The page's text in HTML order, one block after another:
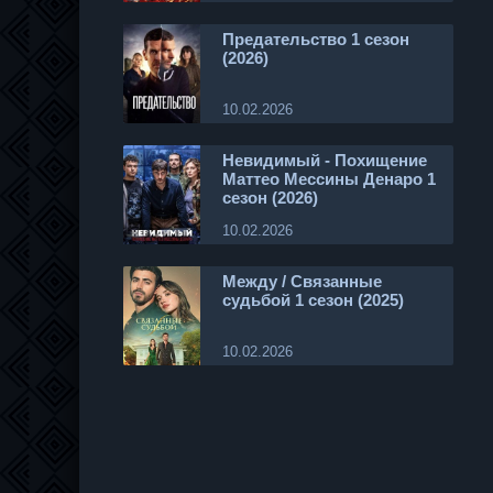
Предательство 1 сезон
(2026)
10.02.2026
Невидимый - Похищение
Маттео Мессины Денаро 1
сезон (2026)
10.02.2026
Между / Связанные
судьбой 1 сезон (2025)
10.02.2026